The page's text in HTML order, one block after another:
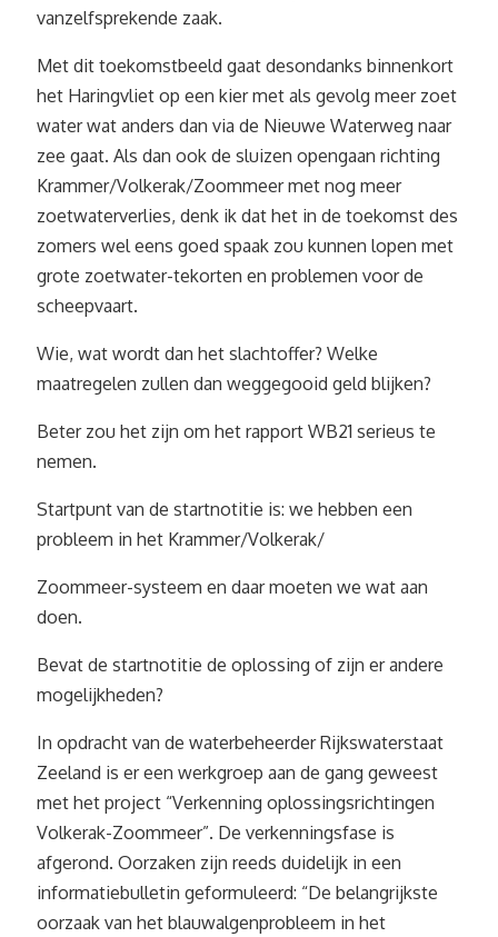
vanzelfsprekende zaak.
Met dit toekomstbeeld gaat desondanks binnenkort
het Haringvliet op een kier met als gevolg meer zoet
water wat anders dan via de Nieuwe Waterweg naar
zee gaat. Als dan ook de sluizen opengaan richting
Krammer/Volkerak/Zoommeer met nog meer
zoetwaterverlies, denk ik dat het in de toekomst des
zomers wel eens goed spaak zou kunnen lopen met
grote zoetwater-tekorten en problemen voor de
scheepvaart.
Wie, wat wordt dan het slachtoffer? Welke
maatregelen zullen dan weggegooid geld blijken?
Beter zou het zijn om het rapport WB21 serieus te
nemen.
Startpunt van de startnotitie is: we hebben een
probleem in het Krammer/Volkerak/
Zoommeer-systeem en daar moeten we wat aan
doen.
Bevat de startnotitie de oplossing of zijn er andere
mogelijkheden?
In opdracht van de waterbeheerder Rijkswaterstaat
Zeeland is er een werkgroep aan de gang geweest
met het project “Verkenning oplossingsrichtingen
Volkerak-Zoommeer”. De verkenningsfase is
afgerond. Oorzaken zijn reeds duidelijk in een
informatiebulletin geformuleerd: “De belangrijkste
oorzaak van het blauwalgenprobleem in het